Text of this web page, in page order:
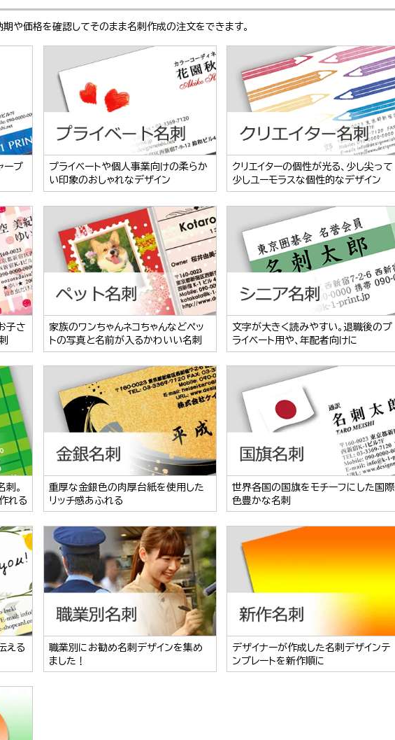
や価格を確認してそのまま名刺作成の注文をできます。
ープ
プライベートや個人事業向けの柔らか
い印象のおしゃれなデザイン
クリエイターの個性が光る、少し尖って
少しユーモラスな個性的なデザイン
子さ
家族のワンちゃんネコちゃんなどペッ
トの写真と名前が入るかわいい名刺
文字が大きく読みやすい。退職後のプ
ライベート用や、年配者向けに
。
れる
重厚な金銀色の肉厚台紙を使用した
リッチ感あふれる
世界各国の国旗をモチーフにした国際
色豊かな名刺
える
職業別にお勧め名刺デザインを集め
ました！
デザイナーが作成した名刺デザインテ
ンプレートを新作順に